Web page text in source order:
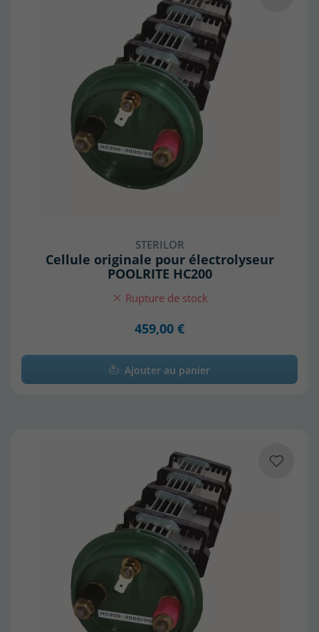
STERILOR
Cellule originale pour électrolyseur
POOLRITE HC200
Rupture de stock
459,00 €
Ajouter au panier